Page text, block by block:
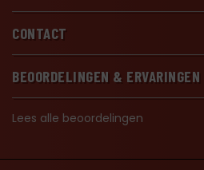
CONTACT
BEOORDELINGEN & ERVARINGEN
Lees alle beoordelingen